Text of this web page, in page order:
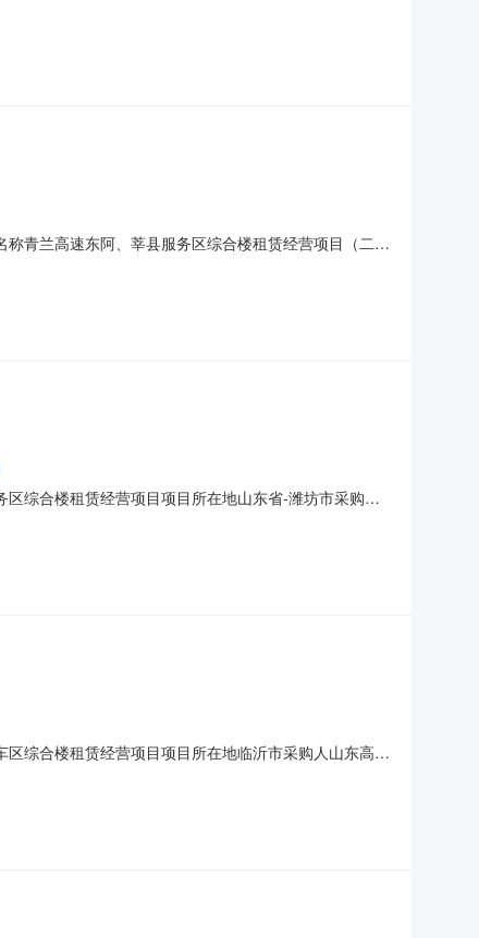
青兰高速公路K207+800M处，占地面积18亩，建筑面
青兰高速东阿、莘县服务区综合楼租赁经营项目（二次
购范围2.1项目概况青兰高速东阿服务区位于青兰高速
综合楼租赁经营项目项目所在地山东省-潍坊市采购人
围2.1项目概况潍坊服务区位于G20青银高速K150公里
综合楼租赁经营项目项目所在地临沂市采购人山东高速
青兰高速公路K207+800M处，占地面积18亩，建筑面